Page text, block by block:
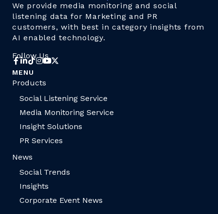
We provide media monitoring and social
listening data for Marketing and PR
customers, with best in category insights from
AI enabled technology.
Follow Us
MENU
Products
Social Listening Service
Media Monitoring Service
Insight Solutions
PR Services
News
Social Trends
Insights
Corporate Event News